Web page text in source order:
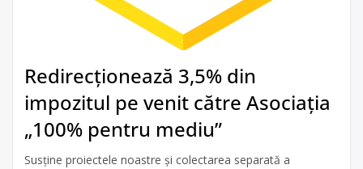
Redirecționează 3,5% din
impozitul pe venit către Asociația
„100% pentru mediu”
Susține proiectele noastre și colectarea separată a